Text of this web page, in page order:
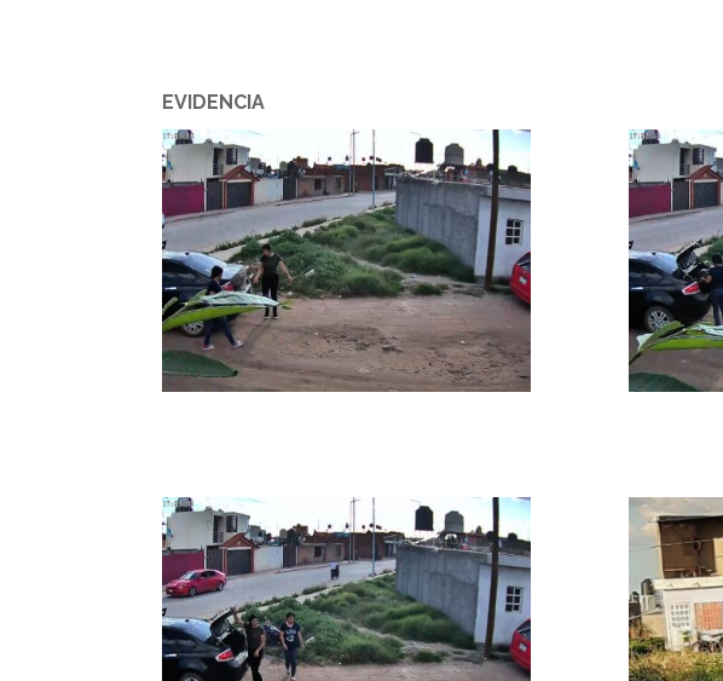
EVIDENCIA